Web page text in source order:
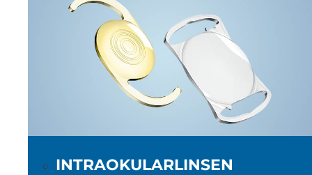
INTRAOKULARLINSEN